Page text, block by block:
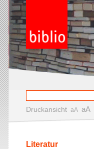
Druckansicht aA aA
Literatur